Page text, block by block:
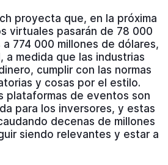
proyecta que, en la próxima
virtuales pasarán de 78 000
774 000 millones de dólares,
a medida que las industrias
cumplir con las normas
y cosas por el estilo.
plataformas de eventos son
para los inversores, y estas
decenas de millones
siendo relevantes y estar a